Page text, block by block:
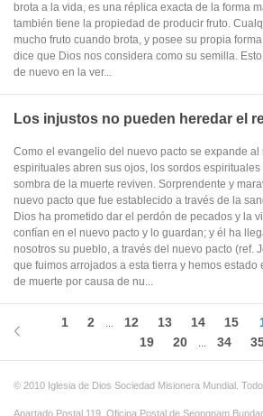
brota a la vida, es una réplica exacta de la forma
también tiene la propiedad de producir fruto.
mucho fruto cuando brota, y posee su propia
dice que Dios nos considera como su semilla.
de nuevo en la ver...
Los injustos no pueden heredar el
Como el evangelio del nuevo pacto se expande
espirituales abren sus ojos, los sordos
sombra de la muerte reviven. Sorprendente y
nuevo pacto que fue establecido a través de la
Dios ha prometido dar el perdón de pecados y la
confían en el nuevo pacto y lo guardan; y él ha
nosotros su pueblo, a través del nuevo pacto (ref.
que fuimos arrojados a esta tierra y hemos
de muerte por causa de nu...
1 2 12 13 14 15
19
20 34
© 2010 Iglesia de Dios Sociedad Misionera Mundial.
Apartado Postal 119, Oficina Postal de Seongnam